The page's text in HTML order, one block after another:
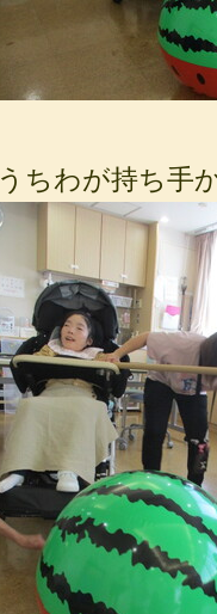
うちわが持ち手